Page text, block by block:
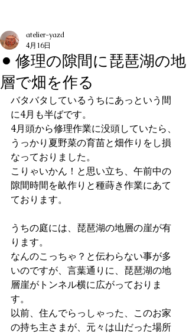
⚫︎ 修理の隙間に琵琶湖の地
層で畑を作る
atelier-yazd
4月16日
バタバタしているうちにあっという間
に4月も半ばです。
4月頭から修理作業に没頭していたら、
うっかり夏野菜の育苗と畑作りをし損
なっておりました。
こりゃいかん！と思い立ち、午前中の
隙間時間を畝作りと種蒔き作業にあて
ております。
うちの庭には、琵琶湖の地層の崖が有
ります。
なんのこっちゃ？と伝わらない事が多
いのですが、言葉通りに、琵琶湖の地
層崖がトンネル横に広がっておりま
す。
以前、住んでらっしゃった、このお家
の持ち主さまが、元々は山だった場所